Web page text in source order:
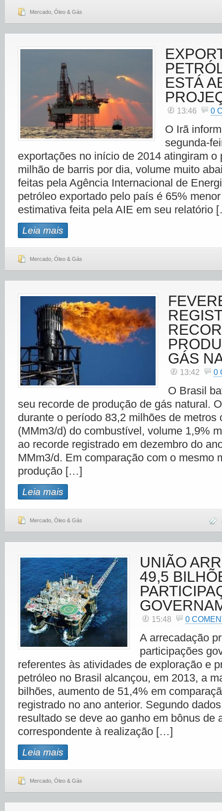
Mercado Óleo & Gás
ESTÁ
13:46 0
O Irã
segunda-
exportações no início de 2014 atingiram o
milhão de barris por dia, volume muito
feitas pela Agência Internacional de
petróleo exportado pelo país é 65%
estimativa feita pela AIE em seu relatório
Leia mais
Mercado Óleo & Gás
GÁS
13:42 0
O Brasil
seu recorde de produção de gás natural.
durante o período 83,2 milhões de metros
(MMm3/d) do combustível, volume 1,9%
ao recorde registrado em dezembro do
MMm3/d. Em comparação com o mesmo
produção […]
Leia mais
Mercado Óleo & Gás
UNIÃO
49,5
15:48 0
A arrecadação
participações
referentes às atividades de exploração e
petróleo no Brasil alcançou, em 2013, a
bilhões, aumento de 51,4% em
registrado no ano anterior. Segundo
resultado se deve ao ganho em bônus de
correspondente à realização […]
Leia mais
Mercado Óleo & Gás